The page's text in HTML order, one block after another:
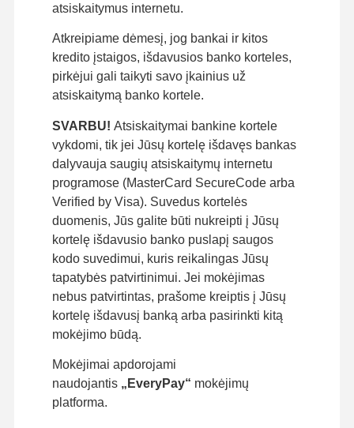
atsiskaitymus internetu.
Atkreipiame dėmesį, jog bankai ir kitos
kredito įstaigos, išdavusios banko korteles,
pirkėjui gali taikyti savo įkainius už
atsiskaitymą banko kortele.
SVARBU! Atsiskaitymai bankine kortele
vykdomi, tik jei Jūsų kortelę išdavęs bankas
dalyvauja saugių atsiskaitymų internetu
programose (MasterCard SecureCode arba
Verified by Visa). Suvedus kortelės
duomenis, Jūs galite būti nukreipti į Jūsų
kortelę išdavusio banko puslapį saugos
kodo suvedimui, kuris reikalingas Jūsų
tapatybės patvirtinimui. Jei mokėjimas
nebus patvirtintas, prašome kreiptis į Jūsų
kortelę išdavusį banką arba pasirinkti kitą
mokėjimo būdą.
Mokėjimai apdorojami
naudojantis „EveryPay“ mokėjimų
platforma.